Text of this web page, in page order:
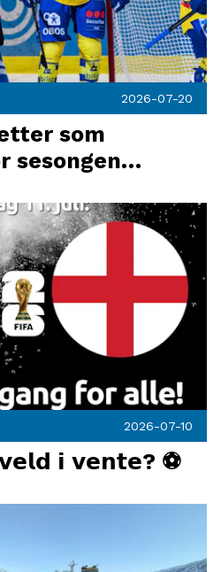
2026-07-20
som
sesongen
⚽ Publisert 2026-07-10
2026-07-10
𝗶 𝘃𝗲𝗻𝘁𝗲? ⚽